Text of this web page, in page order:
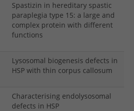
Spastizin in hereditary spastic
paraplegia type 15: a large and
complex protein with different
functions
Lysosomal biogenesis defects in
HSP with thin corpus callosum
Characterising endolysosomal
defects in HSP